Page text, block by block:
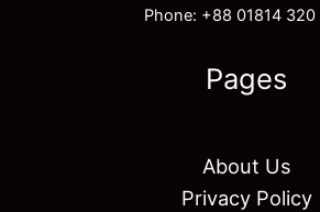
Phone: +88 01814 320
Pages
About Us
Privacy Policy